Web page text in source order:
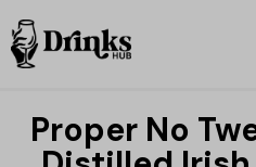
Proper No